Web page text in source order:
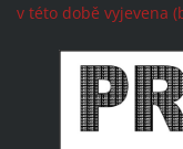
v této době vyjevena